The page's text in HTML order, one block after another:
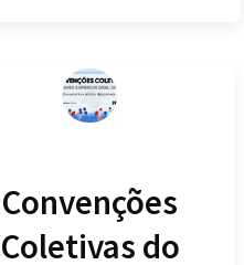
Convenções
Coletivas do